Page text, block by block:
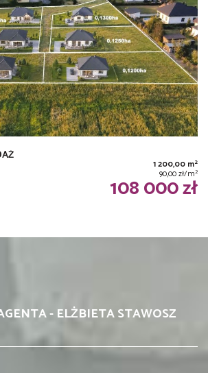
1 200,00 m2
90,00 zł/m2
108 000 zł
- ELŻBIETA STAWOSZ